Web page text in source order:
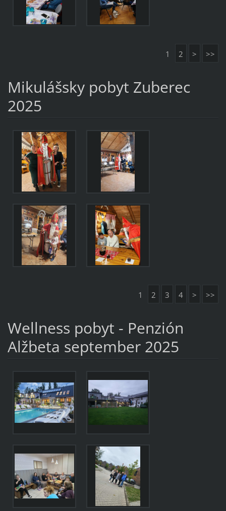
1 2 > >>
Mikulášsky pobyt Zuberec
2025
1 2 3 4 > >>
Wellness pobyt - Penzión
Alžbeta september 2025